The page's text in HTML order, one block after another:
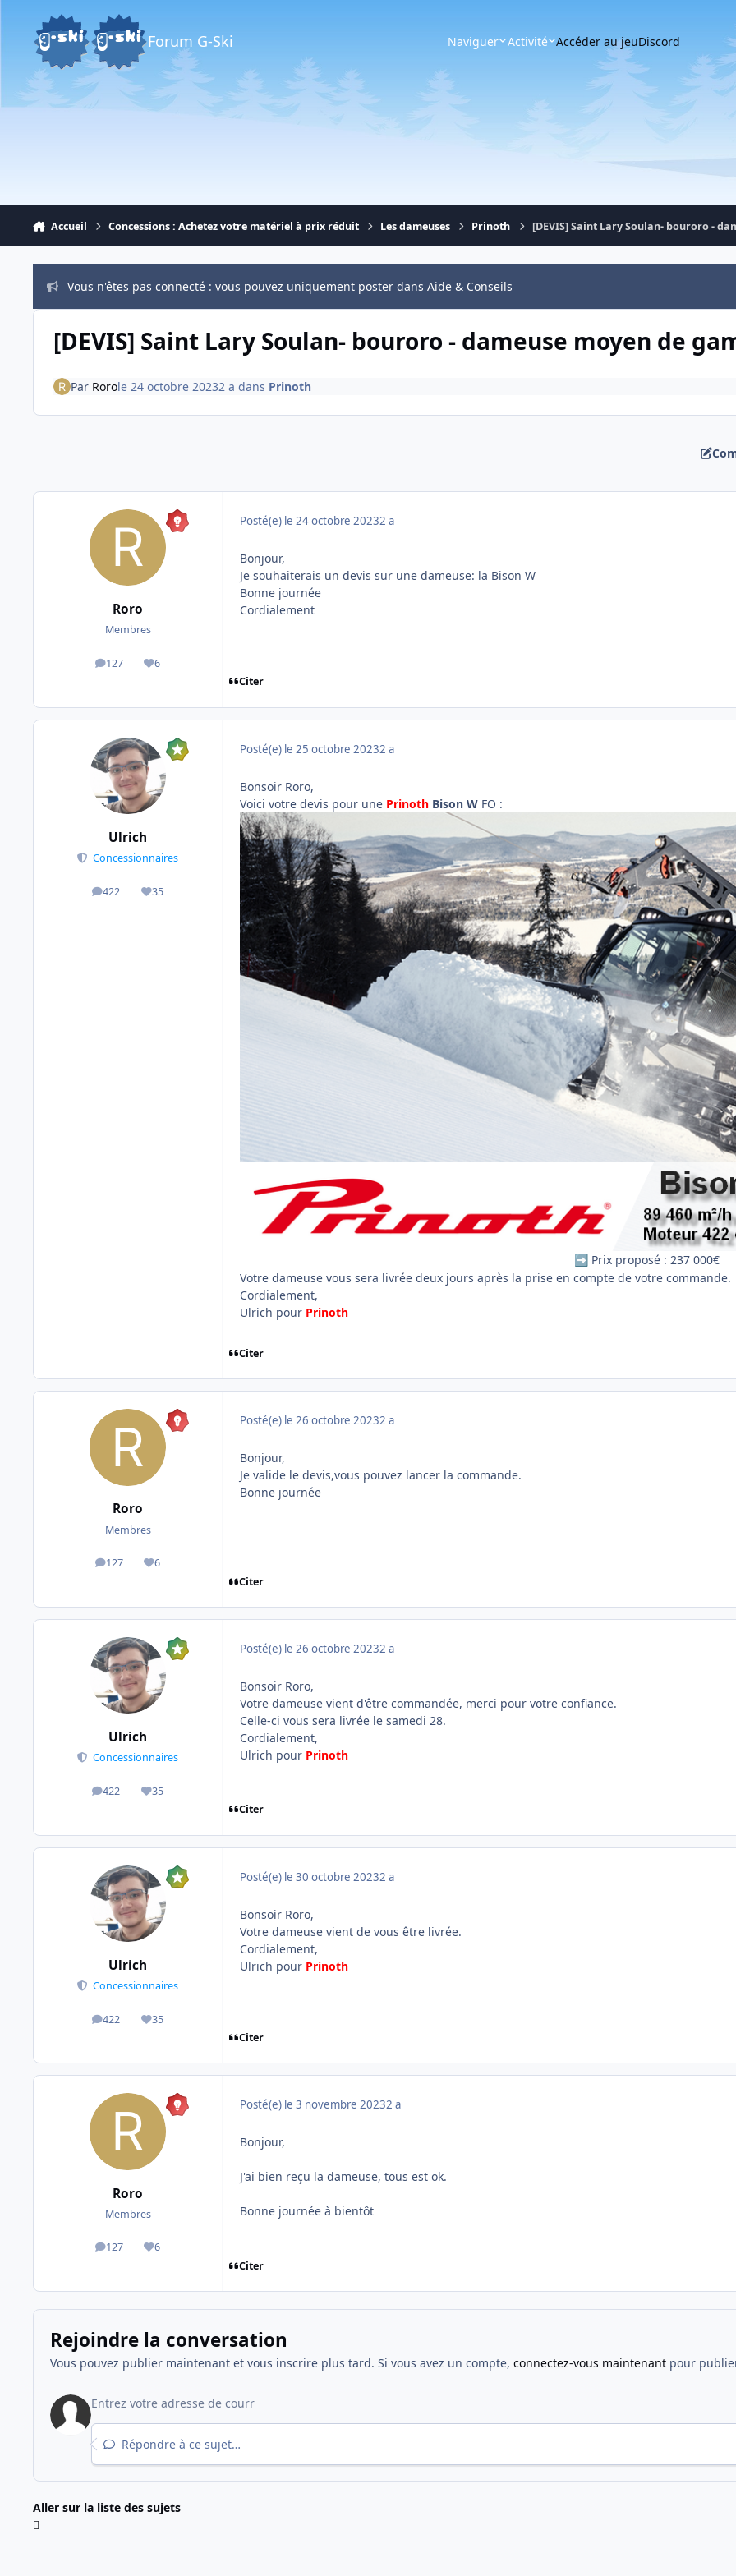
Forum G-Ski Naviguer Activité Accéder au jeuDiscord
Accueil Concessions : Achetez votre matériel à prix réduit Les dameuses Prinoth [DEVIS] Saint Lary Soulan- bouroro -
Vous n'êtes pas connecté : vous pouvez uniquement poster dans Aide & Conseils
[DEVIS] Saint Lary Soulan- bouroro - dameuse moyen de
Par Rorole 24 octobre 20232 a dans Prinoth
Roro
Membres
127
messages6
Réputation
Posté(e) le 24 octobre 20232 a
Bonjour,
Je souhaiterais un devis sur une dameuse: la Bison W
Bonne journée
Cordialement
Citer
Ulrich
Concessionnaires
422
messages35
Réputation
Posté(e) le 25 octobre 20232 a
Bonsoir Roro,
Voici votre devis pour une Prinoth Bison W FO :
➡️Prix proposé : 237 000€
Votre dameuse vous sera livrée deux jours après la prise en compte de votre commande.
Cordialement,
Ulrich pour Prinoth
Citer
Roro
Membres
127
messages6
Réputation
Posté(e) le 26 octobre 20232 a
Bonjour,
Je valide le devis,vous pouvez lancer la commande.
Bonne journée
Citer
Ulrich
Concessionnaires
422
messages35
Réputation
Posté(e) le 26 octobre 20232 a
Bonsoir Roro,
Votre dameuse vient d'être commandée, merci pour votre confiance.
Celle-ci vous sera livrée le samedi 28.
Cordialement,
Ulrich pour Prinoth
Citer
Ulrich
Concessionnaires
422
messages35
Réputation
Posté(e) le 30 octobre 20232 a
Bonsoir Roro,
Votre dameuse vient de vous être livrée.
Cordialement,
Ulrich pour Prinoth
Citer
Roro
Membres
127
messages6
Réputation
Posté(e) le 3 novembre 20232 a
Bonjour,
J'ai bien reçu la dameuse, tous est ok.
Bonne journée à bientôt
Citer
Rejoindre la conversation
Vous pouvez publier maintenant et vous inscrire plus tard. Si vous avez un compte, connectez-vous maintenantpour
Répondre à ce sujet…
Aller sur la liste des sujets